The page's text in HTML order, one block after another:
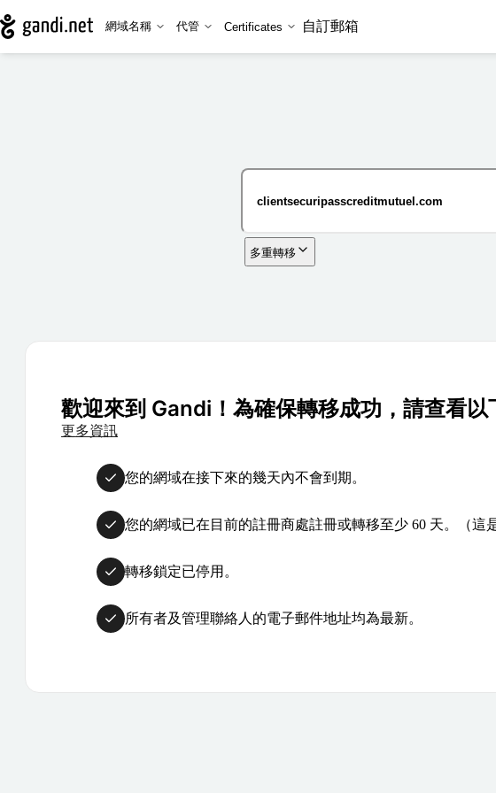
網域名稱 代管 Certificates 自訂郵箱
多重轉移
歡迎來到 Gandi！為確保轉移成功，請查看以
更多資訊
您的網域在接下來的幾天內不會到期。
您的網域已在目前的註冊商處註冊或轉移至少 60 天。（這
轉移鎖定已停用。
所有者及管理聯絡人的電子郵件地址均為最新。